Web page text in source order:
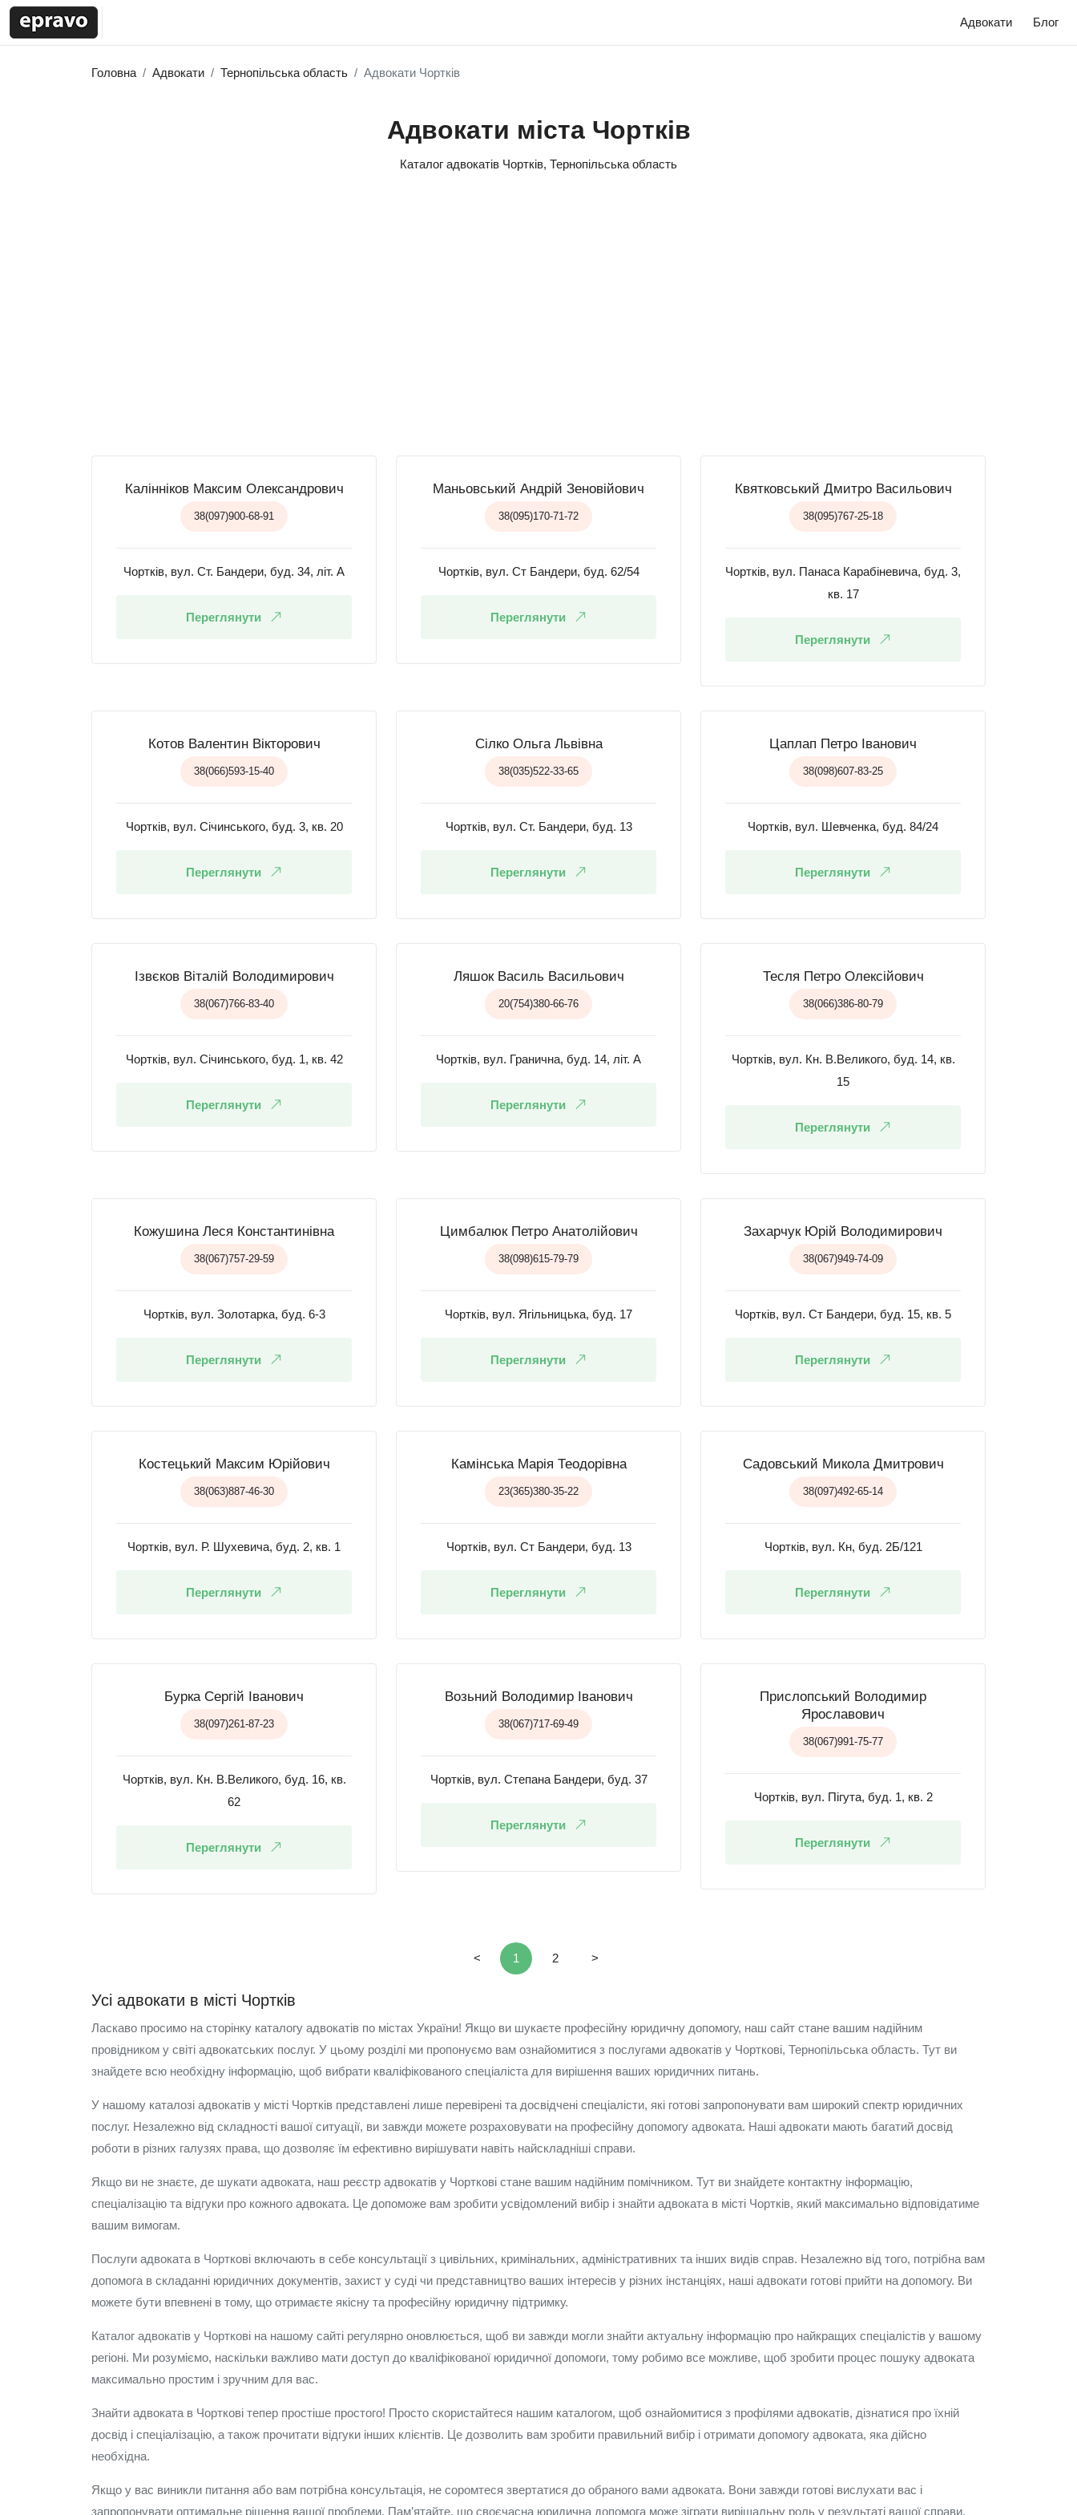
Адвокати Блог
Головна Адвокати Тернопільська область Адвокати Чортків
Адвокати міста Чортків
Каталог адвокатів Чортків, Тернопільська область
Калінніков Максим Олександрович
38(097)900-68-91
Чортків, вул. Ст. Бандери, буд. 34, літ. А
Переглянути
Маньовський Андрій Зеновійович
38(095)170-71-72
Чортків, вул. Ст Бандери, буд. 62/54
Переглянути
Квятковський Дмитро Васильович
38(095)767-25-18
Чортків, вул. Панаса Карабіневича, буд. 3,
кв. 17
Переглянути
Котов Валентин Вікторович
38(066)593-15-40
Чортків, вул. Січинського, буд. 3, кв. 20
Переглянути
Сілко Ольга Львівна
38(035)522-33-65
Чортків, вул. Ст. Бандери, буд. 13
Переглянути
Цаплап Петро Іванович
38(098)607-83-25
Чортків, вул. Шевченка, буд. 84/24
Переглянути
Ізвєков Віталій Володимирович
38(067)766-83-40
Чортків, вул. Січинського, буд. 1, кв. 42
Переглянути
Ляшок Василь Васильович
20(754)380-66-76
Чортків, вул. Гранична, буд. 14, літ. А
Переглянути
Тесля Петро Олексійович
38(066)386-80-79
Чортків, вул. Кн. В.Великого, буд. 14, кв.
15
Переглянути
Кожушина Леся Константинівна
38(067)757-29-59
Чортків, вул. Золотарка, буд. 6-3
Переглянути
Цимбалюк Петро Анатолійович
38(098)615-79-79
Чортків, вул. Ягільницька, буд. 17
Переглянути
Захарчук Юрій Володимирович
38(067)949-74-09
Чортків, вул. Ст Бандери, буд. 15, кв. 5
Переглянути
Костецький Максим Юрійович
38(063)887-46-30
Чортків, вул. Р. Шухевича, буд. 2, кв. 1
Переглянути
Камінська Марія Теодорівна
23(365)380-35-22
Чортків, вул. Ст Бандери, буд. 13
Переглянути
Садовський Микола Дмитрович
38(097)492-65-14
Чортків, вул. Кн, буд. 2Б/121
Переглянути
Бурка Сергій Іванович
38(097)261-87-23
Чортків, вул. Кн. В.Великого, буд. 16, кв.
62
Переглянути
Возьний Володимир Іванович
38(067)717-69-49
Чортків, вул. Степана Бандери, буд. 37
Переглянути
Прислопський Володимир
Ярославович
38(067)991-75-77
Чортків, вул. Пігута, буд. 1, кв. 2
Переглянути
< 1 2 >
Усі адвокати в місті Чортків
Ласкаво просимо на сторінку каталогу адвокатів по містах України! Якщо ви шукаєте професійну юридичну допомогу, наш сайт стане вашим надійним
провідником у світі адвокатських послуг. У цьому розділі ми пропонуємо вам ознайомитися з послугами адвокатів у Чорткові, Тернопільська область. Тут ви
знайдете всю необхідну інформацію, щоб вибрати кваліфікованого спеціаліста для вирішення ваших юридичних питань.
У нашому каталозі адвокатів у місті Чортків представлені лише перевірені та досвідчені спеціалісти, які готові запропонувати вам широкий спектр юридичних
послуг. Незалежно від складності вашої ситуації, ви завжди можете розраховувати на професійну допомогу адвоката. Наші адвокати мають багатий досвід
роботи в різних галузях права, що дозволяє їм ефективно вирішувати навіть найскладніші справи.
Якщо ви не знаєте, де шукати адвоката, наш реєстр адвокатів у Чорткові стане вашим надійним помічником. Тут ви знайдете контактну інформацію,
спеціалізацію та відгуки про кожного адвоката. Це допоможе вам зробити усвідомлений вибір і знайти адвоката в місті Чортків, який максимально відповідатиме
вашим вимогам.
Послуги адвоката в Чорткові включають в себе консультації з цивільних, кримінальних, адміністративних та інших видів справ. Незалежно від того, потрібна вам
допомога в складанні юридичних документів, захист у суді чи представництво ваших інтересів у різних інстанціях, наші адвокати готові прийти на допомогу. Ви
можете бути впевнені в тому, що отримаєте якісну та професійну юридичну підтримку.
Каталог адвокатів у Чорткові на нашому сайті регулярно оновлюється, щоб ви завжди могли знайти актуальну інформацію про найкращих спеціалістів у вашому
регіоні. Ми розуміємо, наскільки важливо мати доступ до кваліфікованої юридичної допомоги, тому робимо все можливе, щоб зробити процес пошуку адвоката
максимально простим і зручним для вас.
Знайти адвоката в Чорткові тепер простіше простого! Просто скористайтеся нашим каталогом, щоб ознайомитися з профілями адвокатів, дізнатися про їхній
досвід і спеціалізацію, а також прочитати відгуки інших клієнтів. Це дозволить вам зробити правильний вибір і отримати допомогу адвоката, яка дійсно
необхідна.
Якщо у вас виникли питання або вам потрібна консультація, не соромтеся звертатися до обраного вами адвоката. Вони завжди готові вислухати вас і
запропонувати оптимальне рішення вашої проблеми. Пам’ятайте, що своєчасна юридична допомога може зіграти вирішальну роль у результаті вашої справи.